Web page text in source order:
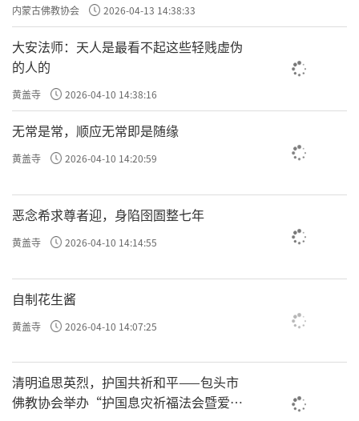
内蒙古佛教协会 2026-04-13 14:38:33
大安法师：天人是最看不起这些轻贱虚伪
的人的
黄盖寺 2026-04-10 14:38:16
无常是常，顺应无常即是随缘
黄盖寺 2026-04-10 14:20:59
恶念希求尊者迎，身陷囹圄整七年
黄盖寺 2026-04-10 14:14:55
自制花生酱
黄盖寺 2026-04-10 14:07:25
清明追思英烈，护国共祈和平——包头市
佛教协会举办“护国息灾祈福法会暨爱国